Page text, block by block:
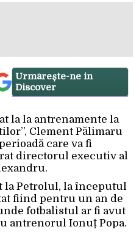
Urmărește-ne in
Discover
la la antrenamente la
Clement Pălimaru
care va fi
directorul executiv al
la Petrolul, la începutul
fiind pentru un an de
fotbalistul ar fi avut
antrenorul Ionuț Popa.